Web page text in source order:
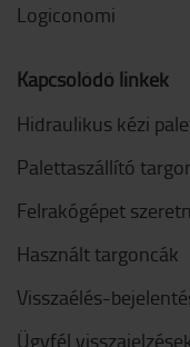
Logiconomi
Kapcsolódó linkek
Hidraulikus kézi
Palettaszállító
Felrakógépet
Használt targoncák
Visszaélés-
Ügyfél